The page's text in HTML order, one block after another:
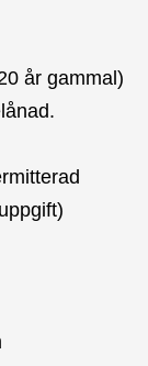
år gammal)